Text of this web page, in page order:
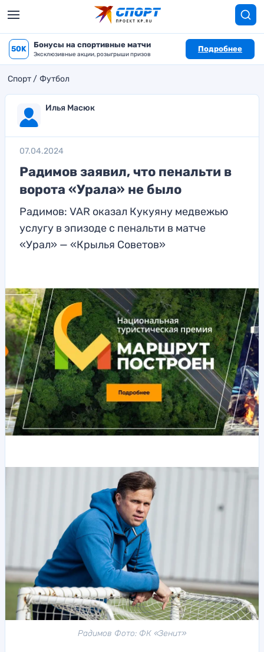
50K Бонусы на спортивные матчи
Эксклюзивные акции, розыгрыши призов
Подробнее
Спорт Футбол
Илья Масюк
07.04.2024
Радимов заявил, что пенальти в
ворота «Урала» не было
Радимов: VAR оказал Кукуяну медвежью
услугу в эпизоде с пенальти в матче
«Урал» — «Крылья Советов»
Радимов Фото: ФК «Зенит»